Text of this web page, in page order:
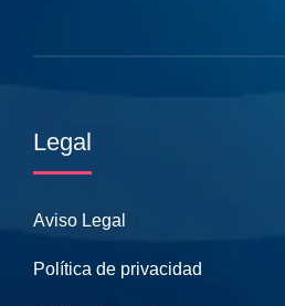
Legal
Aviso Legal
Política de privacidad